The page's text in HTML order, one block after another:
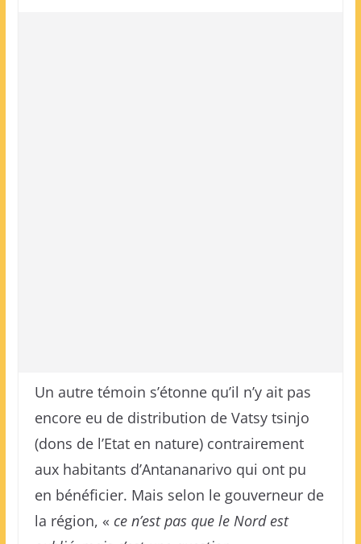
Un autre témoin s’étonne qu’il n’y ait pas
encore eu de distribution de Vatsy tsinjo
(dons de l’Etat en nature) contrairement
aux habitants d’Antananarivo qui ont pu
en bénéficier. Mais selon le gouverneur de
la région, « ce n’est pas que le Nord est